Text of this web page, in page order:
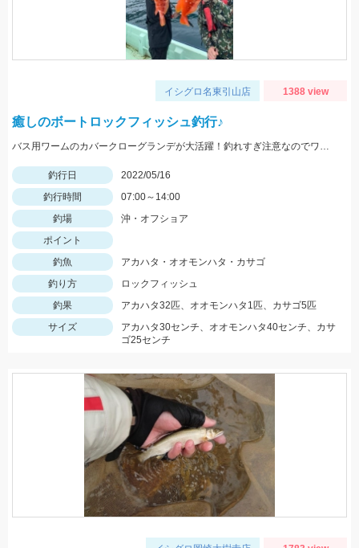
イシグロ名東引山店 1388 view
癒しのボートロックフィッシュ釣行♪
バス用ワームのカバークローグランデが大活躍！釣れすぎ注意なのでワームは沢山用意してくださいネ
釣行日
2022/05/16
釣行時間
07:00～14:00
釣場
沖・オフショア
ポイント
釣魚
アカハタ・オオモンハタ・カサゴ
釣り方
ロックフィッシュ
釣果
アカハタ32匹、オオモンハタ1匹、カサゴ5匹
サイズ
アカハタ30センチ、オオモンハタ40センチ、カサ
ゴ25センチ